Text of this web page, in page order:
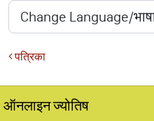
पत्रिका
ऑनलाइन ज्योतिष